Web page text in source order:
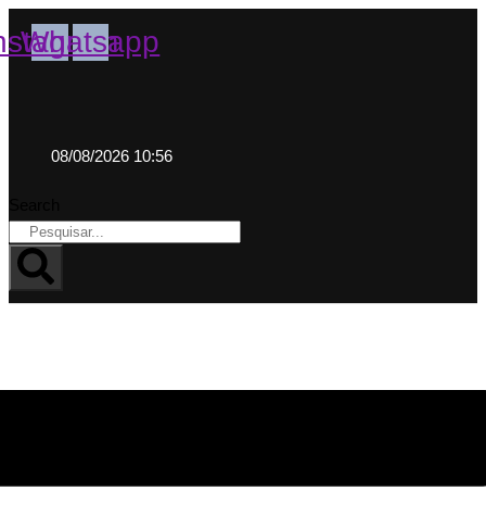
Whatsapp
08/08/2026 10:56